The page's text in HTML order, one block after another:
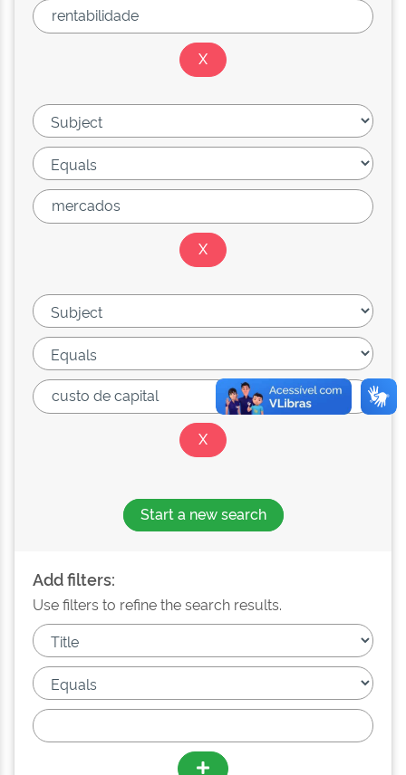
Start a new search
Add filters:
Use filters to refine the search results.